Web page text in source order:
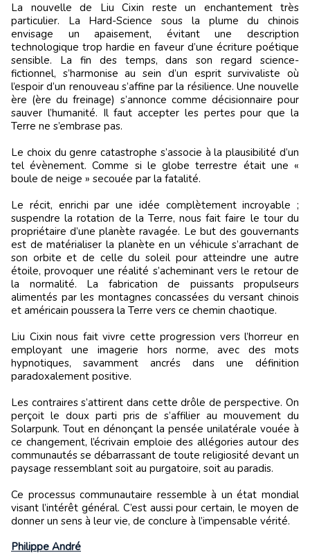
La nouvelle de Liu Cixin reste un enchantement très
particulier. La Hard-Science sous la plume du chinois
envisage un apaisement, évitant une description
technologique trop hardie en faveur d’une écriture poétique
sensible. La fin des temps, dans son regard science-
fictionnel, s’harmonise au sein d’un esprit survivaliste où
l’espoir d’un renouveau s’affine par la résilience. Une nouvelle
ère (ère du freinage) s’annonce comme décisionnaire pour
sauver l’humanité. Il faut accepter les pertes pour que la
Terre ne s’embrase pas.
Le choix du genre catastrophe s’associe à la plausibilité d’un
tel évènement. Comme si le globe terrestre était une «
boule de neige » secouée par la fatalité.
Le récit, enrichi par une idée complètement incroyable ;
suspendre la rotation de la Terre, nous fait faire le tour du
propriétaire d’une planète ravagée. Le but des gouvernants
est de matérialiser la planète en un véhicule s’arrachant de
son orbite et de celle du soleil pour atteindre une autre
étoile, provoquer une réalité s’acheminant vers le retour de
la normalité. La fabrication de puissants propulseurs
alimentés par les montagnes concassées du versant chinois
et américain poussera la Terre vers ce chemin chaotique.
Liu Cixin nous fait vivre cette progression vers l’horreur en
employant une imagerie hors norme, avec des mots
hypnotiques, savamment ancrés dans une définition
paradoxalement positive.
Les contraires s’attirent dans cette drôle de perspective. On
perçoit le doux parti pris de s’affilier au mouvement du
Solarpunk. Tout en dénonçant la pensée unilatérale vouée à
ce changement, l’écrivain emploie des allégories autour des
communautés se débarrassant de toute religiosité devant un
paysage ressemblant soit au purgatoire, soit au paradis.
Ce processus communautaire ressemble à un état mondial
visant l’intérêt général. C’est aussi pour certain, le moyen de
donner un sens à leur vie, de conclure à l’impensable vérité.
Philippe André